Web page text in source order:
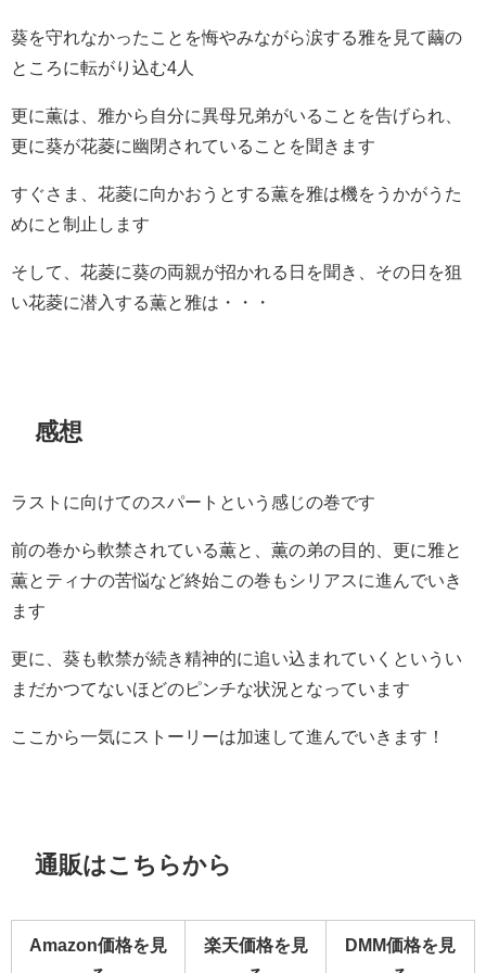
葵を守れなかったことを悔やみながら涙する雅を見て繭の
ところに転がり込む4人
更に薫は、雅から自分に異母兄弟がいることを告げられ、
更に葵が花菱に幽閉されていることを聞きます
すぐさま、花菱に向かおうとする薫を雅は機をうかがうた
めにと制止します
そして、花菱に葵の両親が招かれる日を聞き、その日を狙
い花菱に潜入する薫と雅は・・・
感想
ラストに向けてのスパートという感じの巻です
前の巻から軟禁されている薫と、薫の弟の目的、更に雅と
薫とティナの苦悩など終始この巻もシリアスに進んでいき
ます
更に、葵も軟禁が続き精神的に追い込まれていくというい
まだかつてないほどのピンチな状況となっています
ここから一気にストーリーは加速して進んでいきます！
通販はこちらから
Amazon価格を見
楽天価格を見
DMM価格を見